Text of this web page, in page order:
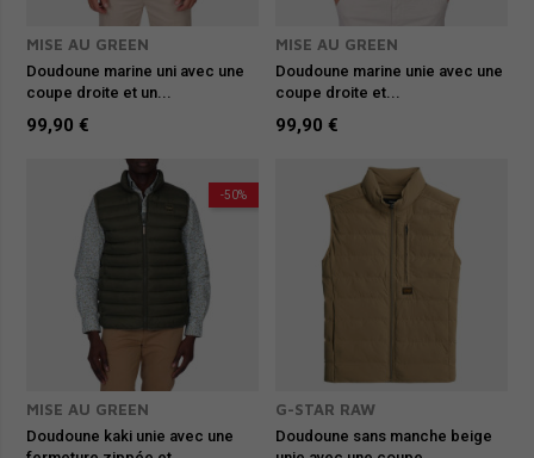
MISE AU GREEN
Doudoune marine uni avec une
coupe droite et un...
99,90 €
MISE AU GREEN
Doudoune marine unie avec une
coupe droite et...
99,90 €
-50%
MISE AU GREEN
Doudoune kaki unie avec une
G-STAR RAW
Doudoune sans manche beige